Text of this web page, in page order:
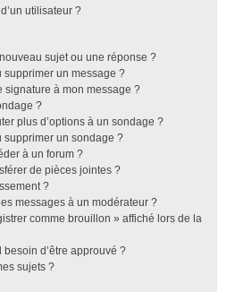
utilisateur ?
sujet ou une réponse ?
un message ?
signature à mon message ?
?
plus d’options à un sondage ?
supprimer un sondage ?
à un forum ?
de pièces jointes ?
?
messages à un modérateur ?
comme brouillon » affiché lors de la
d’être approuvé ?
sujets ?